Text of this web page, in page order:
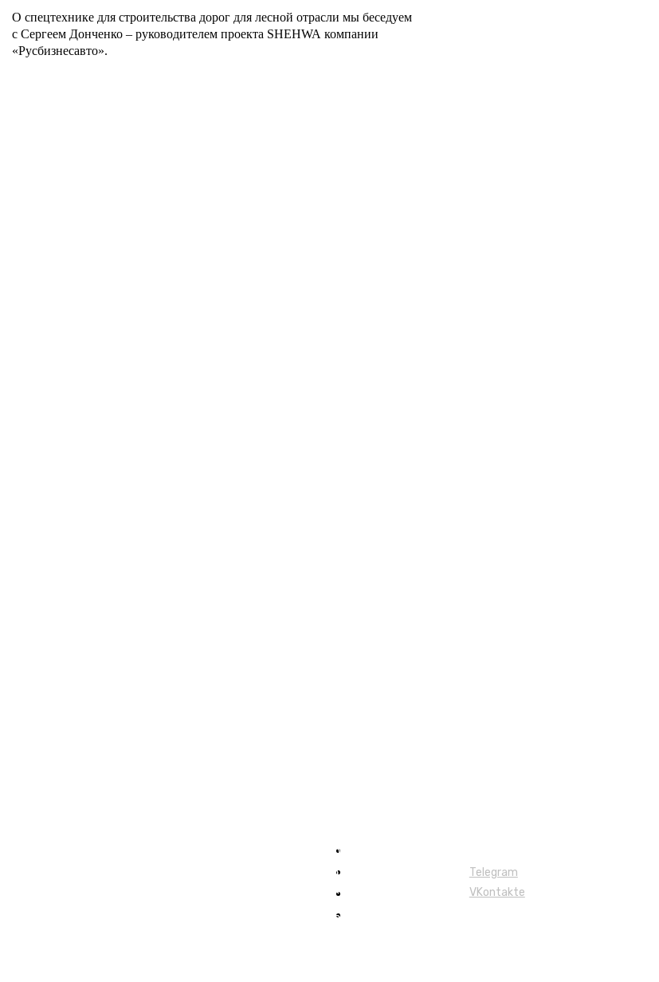
О спецтехнике для строительства дорог для лесной отрасли мы беседуем
с Сергеем Донченко – руководителем проекта SHEHWA компании
«Русбизнесавто».
Лесовозы
Форвардеры
Харвестеры
Мульчеры
Telegram
VKontakte